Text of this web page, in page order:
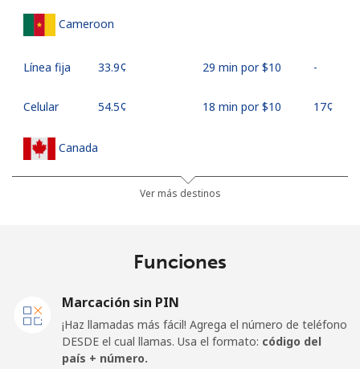
Cameroon
Línea fija ⁦33.9¢⁩ 29 min por ⁦$10⁩ -
Celular ⁦54.5¢⁩ 18 min por ⁦$10⁩ ⁦17¢⁩
Canada
665 min por ⁦$10⁩
⁦39.5¢⁩ 25 min por ⁦$10⁩ ⁦16¢⁩
Ver más destinos
Funciones
Marcación sin PIN
¡Haz llamadas más fácil! Agrega el número de teléfono
DESDE el cual llamas. Usa el formato: código del
país + número.